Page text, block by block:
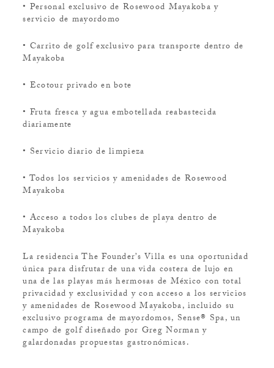
• Personal exclusivo de Rosewood Mayakoba y
servicio de mayordomo
• Carrito de golf exclusivo para transporte dentro de
Mayakoba
• Ecotour privado en bote
• Fruta fresca y agua embotellada reabastecida
diariamente
• Servicio diario de limpieza
• Todos los servicios y amenidades de Rosewood
Mayakoba
• Acceso a todos los clubes de playa dentro de
Mayakoba
La residencia The Founder’s Villa es una oportunidad
única para disfrutar de una vida costera de lujo en
una de las playas más hermosas de México con total
privacidad y exclusividad y con acceso a los servicios
y amenidades de Rosewood Mayakoba, incluido su
exclusivo programa de mayordomos, Sense® Spa, un
campo de golf diseñado por Greg Norman y
galardonadas propuestas gastronómicas.